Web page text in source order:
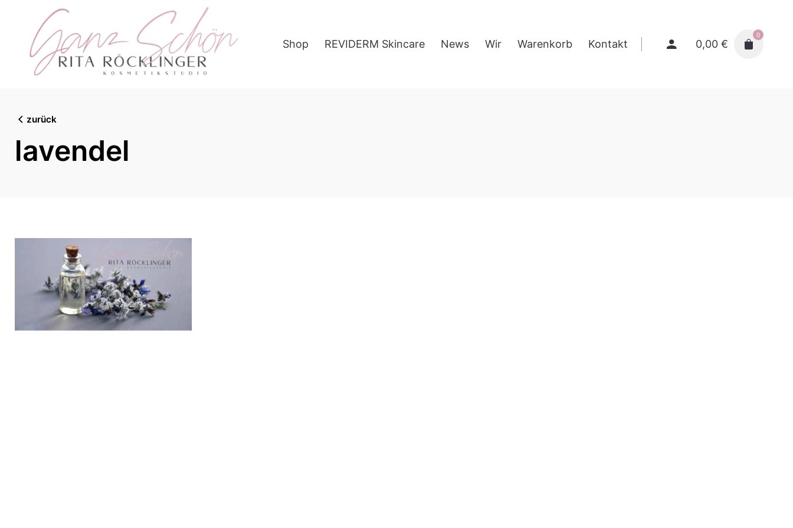
Shop REVIDERM Skincare News Wir Warenkorb Kontakt 0,00 €
0
zurück
lavendel